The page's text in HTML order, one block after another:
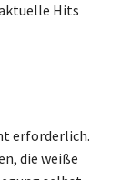
Hits
erforderlich.
die weiße